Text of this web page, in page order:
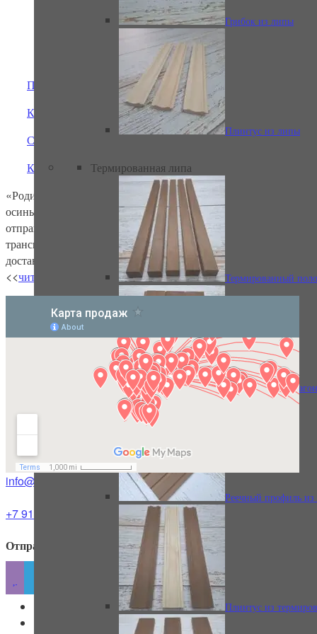
из липы
Грибок из липы
Плинтус из липы
Термированная липа
Термированный
Термированная
Реечный профиль
Плинтус из
Предыдущий
Кокшайск
Следующий
Казань (женское отделение)
«Родина» – интернет-магазин вагонки, изделий из липы и
осины, а также сопутствующих товаров для дома и бани. Мы
отправляем свои товары по всей России любыми
транспортными компаниями на выбор покупателя, поэтому
доставка возможна практически в любой уголок России!
<<читать далее о компании>>
info@rodina.one
+7 917 700 13 91
Отправить сообщение